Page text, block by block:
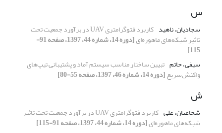
س
سجادیان، ناهید کاربرد فتوگرامترى UAV در برآورد جمعیت تحت
تاثیر شبکه‌های ماهوره‌ای‌ [دوره 14، شماره 44، 1397، صفحه 91-
115]
سیفی، حاتم تبیین ساختار مناسب سیستم آماد و پشتیبانی تیپ‌های
واکنش‌سریع[دوره 14، شماره 46، 1397، صفحه 55-80]
ش
شجاعیان، علی کاربرد فتوگرامترى UAV در برآورد جمعیت تحت تاثیر
شبکه‌های ماهوره‌ای‌[دوره 14، شماره 44، 1397، صفحه 91-115]